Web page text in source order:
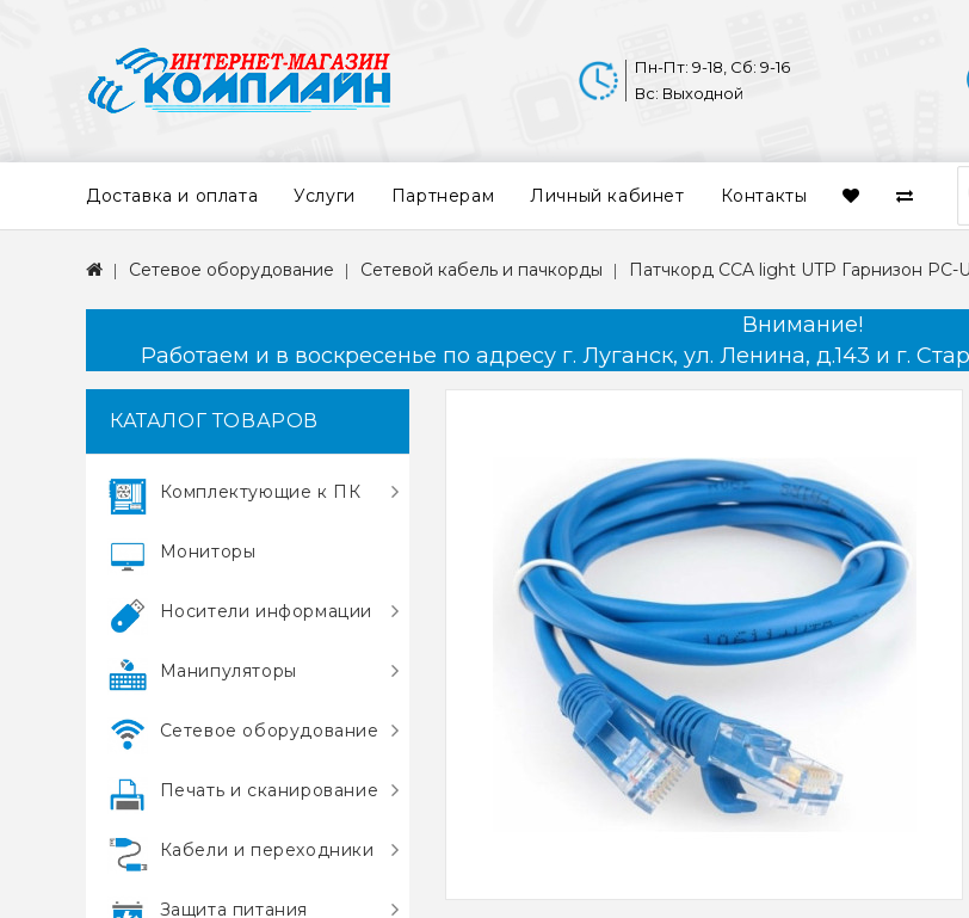
Пн-Пт: 9-18, Сб: 9-16
Вс: Выходной
Доставка и оплата Услуги Партнерам Личный кабинет Контакты
Сетевое оборудование Сетевой кабель и пачкорды Патчкорд CCA light UTP Гарнизон PC-
Внимание!
Работаем и в воскресенье по адресу г. Луганск, ул. Ленина, д.143 и г.
КАТАЛОГ ТОВАРОВ
Комплектующие к ПК
Мониторы
Носители информации
Манипуляторы
Сетевое оборудование
Печать и сканирование
Кабели и переходники
Защита питания